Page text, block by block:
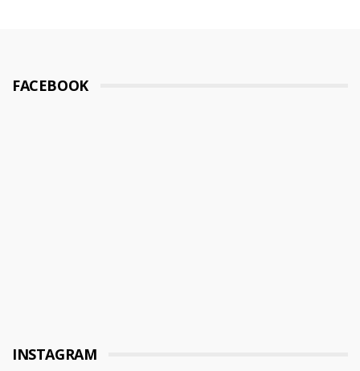
FACEBOOK
INSTAGRAM